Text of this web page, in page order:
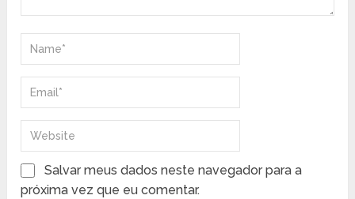
Salvar meus dados neste navegador para a
próxima vez que eu comentar.